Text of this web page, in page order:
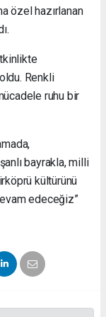
özel hazırlanan
Renkli
ruhu bir
bayrakla, milli
kültürünü
edeceğiz”